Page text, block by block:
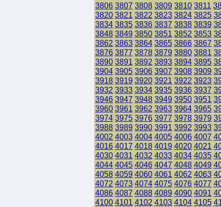
3806 3807 3808 3809 3810 3811
3820 3821 3822 3823 3824 3825
3834 3835 3836 3837 3838 3839
3848 3849 3850 3851 3852 3853
3862 3863 3864 3865 3866 3867
3876 3877 3878 3879 3880 3881
3890 3891 3892 3893 3894 3895
3904 3905 3906 3907 3908 3909
3918 3919 3920 3921 3922 3923
3932 3933 3934 3935 3936 3937
3946 3947 3948 3949 3950 3951
3960 3961 3962 3963 3964 3965
3974 3975 3976 3977 3978 3979
3988 3989 3990 3991 3992 3993
4002 4003 4004 4005 4006 4007
4016 4017 4018 4019 4020 4021
4030 4031 4032 4033 4034 4035
4044 4045 4046 4047 4048 4049
4058 4059 4060 4061 4062 4063
4072 4073 4074 4075 4076 4077
4086 4087 4088 4089 4090 4091
4100 4101 4102 4103 4104 4105